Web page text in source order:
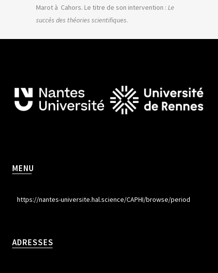
Marot à Cahors. Le titre de son intervention : Le
succès des théories scientifiques.
MENU
https://nantes-universite.hal.science/CAPHI/browse/period
ADRESSES